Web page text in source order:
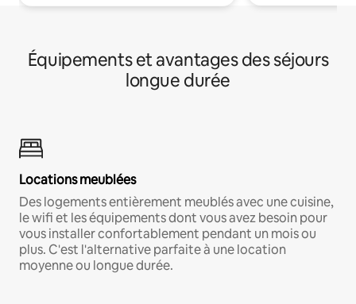
Équipements et avantages des séjours
longue durée
Locations meublées
Des logements entièrement meublés avec une cuisine,
le wifi et les équipements dont vous avez besoin pour
vous installer confortablement pendant un mois ou
plus. C'est l'alternative parfaite à une location
moyenne ou longue durée.